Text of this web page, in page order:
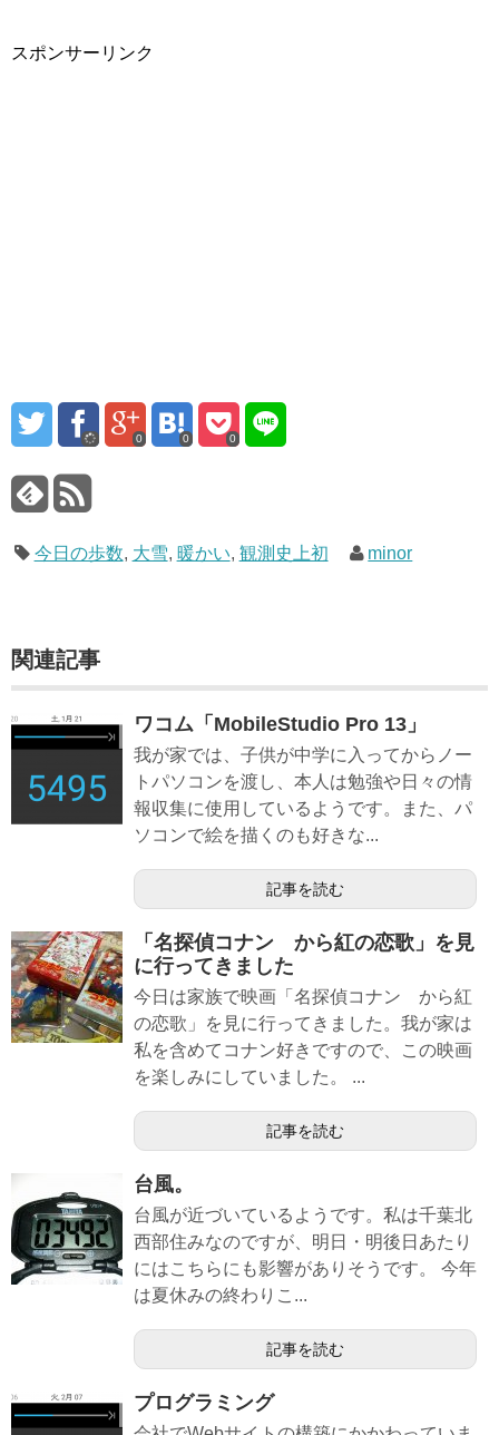
スポンサーリンク
0 0 0
今日の歩数, 大雪, 暖かい, 観測史上初 minor
関連記事
ワコム「MobileStudio Pro 13」
我が家では、子供が中学に入ってからノー
トパソコンを渡し、本人は勉強や日々の情
報収集に使用しているようです。また、パ
ソコンで絵を描くのも好きな...
記事を読む
「名探偵コナン から紅の恋歌」を見
に行ってきました
今日は家族で映画「名探偵コナン から紅
の恋歌」を見に行ってきました。我が家は
私を含めてコナン好きですので、この映画
を楽しみにしていました。 ...
記事を読む
台風。
台風が近づいているようです。私は千葉北
西部住みなのですが、明日・明後日あたり
にはこちらにも影響がありそうです。 今年
は夏休みの終わりこ...
記事を読む
プログラミング